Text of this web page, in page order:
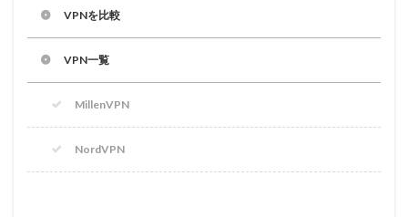
VPNを比較
VPN一覧
MillenVPN
NordVPN